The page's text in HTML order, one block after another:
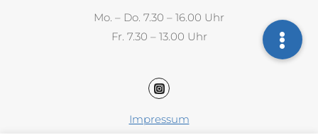
Mo. – Do. 7.30 – 16.00 Uhr
Fr. 7.30 – 13.00 Uhr
Impressum